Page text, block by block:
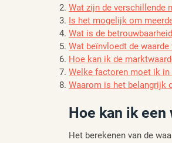
Wat zijn de verschillende
Is het mogelijk om
Wat is de
Wat beïnvloedt de
Hoe kan ik de
Welke factoren moet ik in
Waarom is het belangrijk
Hoe kan ik
Het berekenen van de